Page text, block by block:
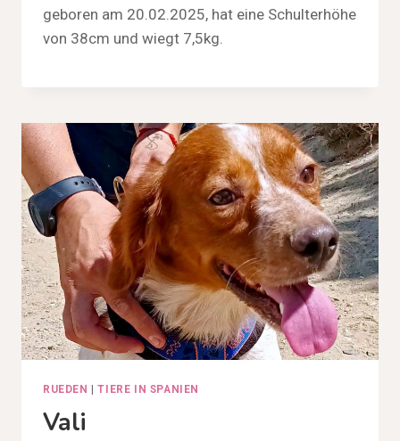
geboren am 20.02.2025, hat eine Schulterhöhe
von 38cm und wiegt 7,5kg.
RUEDEN |TIERE IN SPANIEN
Vali